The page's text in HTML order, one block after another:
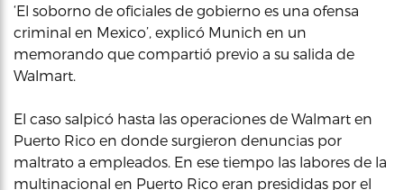
‘El soborno de oficiales de gobierno es una ofensa
criminal en Mexico’, explicó Munich en un
memorando que compartió previo a su salida de
Walmart.
El caso salpicó hasta las operaciones de Walmart en
Puerto Rico en donde surgieron denuncias por
maltrato a empleados. En ese tiempo las labores de la
multinacional en Puerto Rico eran presididas por el